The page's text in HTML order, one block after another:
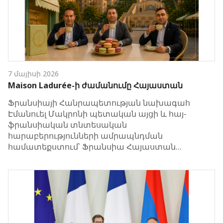
7 մայիսի 2026
Maison Ladurée-ի ժամանումը Հայաստան
Ֆրանսիայի Հանրապետության նախագահ
Էմանուել Մակրոնի պետական այցի և հայ-
ֆրանսիական տնտեսական
հարաբերությունների ամրապնդման
համատեքստում՝ Ֆրանսիա Հայաստան…